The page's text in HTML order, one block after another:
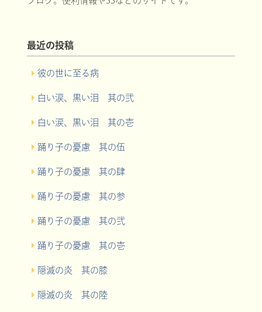
最近の投稿
彼の世に至る病
白い涙、黒い泪 其の弐
白い涙、黒い泪 其の壱
踊り子の憂慮 其の伍
踊り子の憂慮 其の肆
踊り子の憂慮 其の参
踊り子の憂慮 其の弐
踊り子の憂慮 其の壱
隠滅の炎 其の膝
隠滅の炎 其の陸